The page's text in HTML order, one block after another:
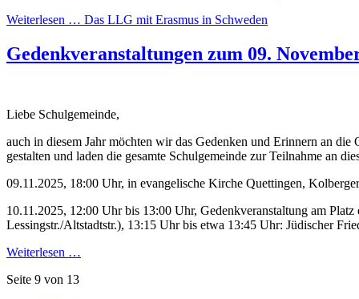
Weiterlesen … Das LLG mit Erasmus in Schweden
Gedenkveranstaltungen zum 09.
Liebe Schulgemeinde,
auch in diesem Jahr möchten wir das Gedenken und Erinnern an die
gestalten und laden die gesamte Schulgemeinde zur Teilnahme an
09.11.2025, 18:00 Uhr, in evangelische Kirche Quettingen,
10.11.2025, 12:00 Uhr bis 13:00 Uhr, Gedenkveranstaltung am Platz
Lessingstr./Altstadtstr.), 13:15 Uhr bis etwa 13:45 Uhr: Jüdischer
Weiterlesen …
Seite 9 von 13